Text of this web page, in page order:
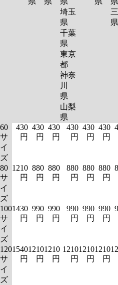
埼玉
県
千葉
県
東京
都
神奈
川
県
山梨
県
60
サ
イ
ズ
430
円
430
円
430
円
430
円
430
円
430
円
80
サ
イ
ズ
1210
円
880
円
880
円
880
円
880
円
880
円
100
サ
イ
ズ
1430
円
990
円
990
円
990
円
990
円
990
円
120
サ
イ
ズ
1540
円
1210
円
1210
円
1210
円
1210
円
1210
円